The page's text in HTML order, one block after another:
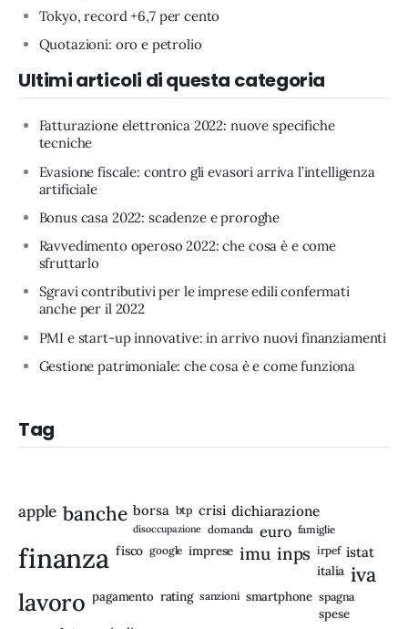
Tokyo, record +6,7 per cento
Quotazioni: oro e petrolio
Ultimi articoli di questa categoria
Fatturazione elettronica 2022: nuove specifiche
tecniche
Evasione fiscale: contro gli evasori arriva l’intelligenza
artificiale
Bonus casa 2022: scadenze e proroghe
Ravvedimento operoso 2022: che cosa è e come
sfruttarlo
Sgravi contributivi per le imprese edili confermati
anche per il 2022
PMI e start-up innovative: in arrivo nuovi finanziamenti
Gestione patrimoniale: che cosa è e come funziona
Tag
apple banche borsa btp crisi dichiarazione
disoccupazione domanda euro famiglie
finanza fisco google imprese imu inps irpef istat
italia iva
lavoro pagamento rating sanzioni smartphone spagna
spese